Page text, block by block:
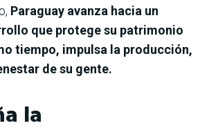
Paraguay avanza hacia un
que protege su patrimonio
tiempo, impulsa la producción,
de su gente.
la